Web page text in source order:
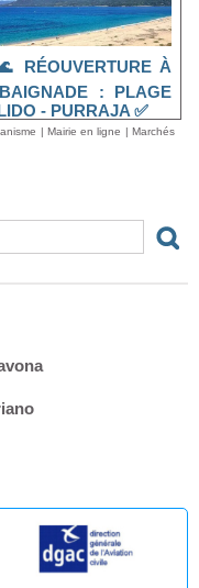
RÉOUVERTURE À
: PLAGE
- PURRAJA ✅
| Mairie en ligne | Marchés
de l’aérodrome